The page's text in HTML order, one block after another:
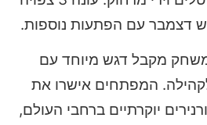
דצמבר עם הפתעות נוספות.
מקבל דגש מיוחד עם
המפתחים אישרו את
יוקרתיים ברחבי העולם,